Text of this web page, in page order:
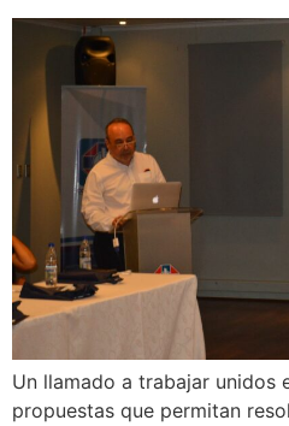
Un llamado a trabajar unidos
propuestas que permitan